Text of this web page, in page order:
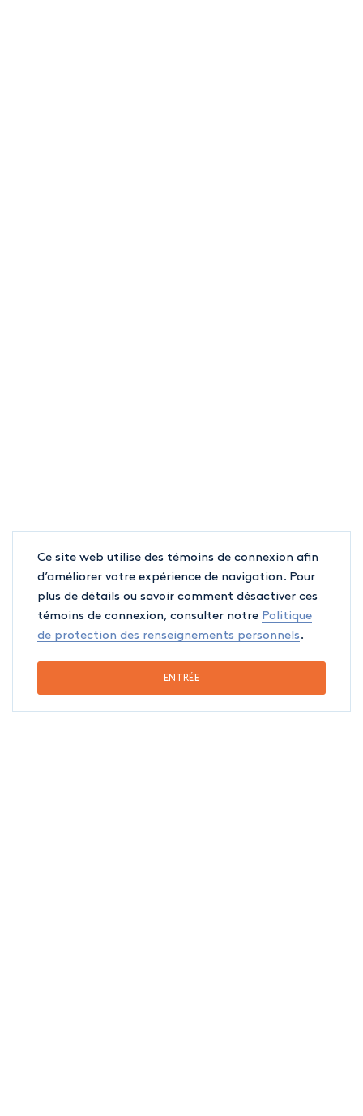
Ce site web utilise des témoins de connexion afin
d’améliorer votre expérience de navigation. Pour
plus de détails ou savoir comment désactiver ces
témoins de connexion, consulter notre Politique
de protection des renseignements personnels .
ENTRÉE